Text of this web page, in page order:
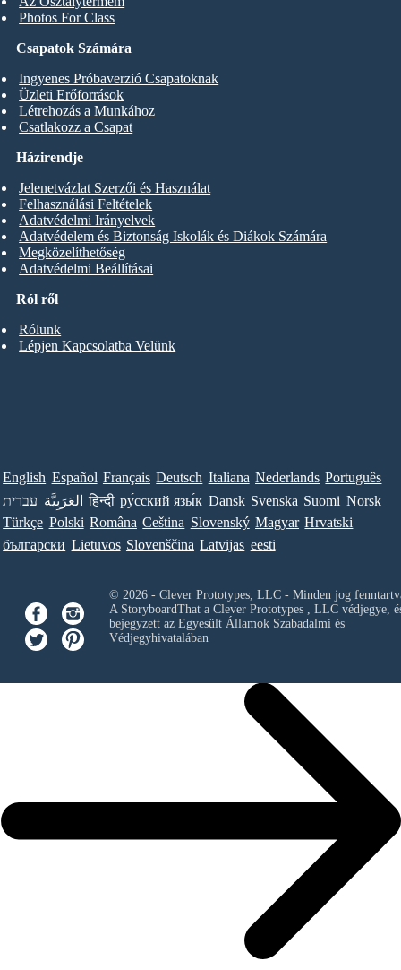
Photos For Class
Csapatok Számára
Ingyenes Próbaverzió Csapatoknak
Üzleti Erőforrások
Létrehozás a Munkához
Csatlakozz a Csapat
Ról ről
Rólunk
Lépjen Kapcsolatba Velünk
Házirendje
Jelenetvázlat Szerzői és Használat
Felhasználási Feltételek
Adatvédelmi Irányelvek
Adatvédelem és Biztonság Iskolák és Diákok Számára
Megközelíthetőség
Adatvédelmi Beállításai
English Español Français Deutsch Italiana Nederlands Português
עברית العَرَبِيَّة हिन्दी ру́сский язы́к Dansk Svenska Suomi Norsk
Türkçe Polski Româna Ceština Slovenský Magyar Hrvatski
български Lietuvos Slovenščina Latvijas eesti
© 2026 - Clever Prototypes, LLC - Minden jog
A StoryboardThat a Clever Prototypes , LLCvédjegye,
bejegyzett az Egyesült Államok Szabadalmi és
Védjegyhivatalában